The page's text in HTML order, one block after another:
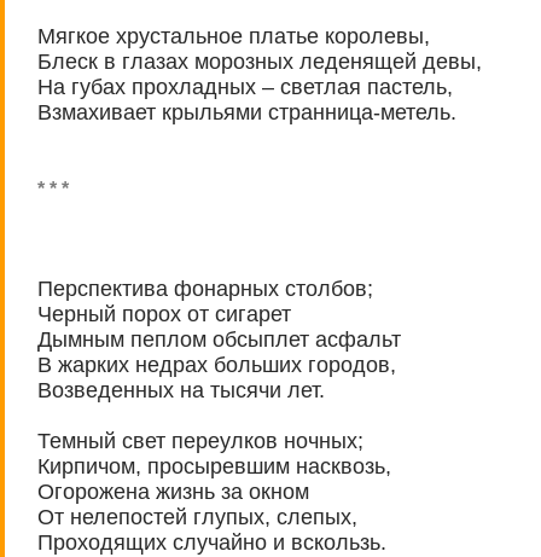
Мягкое хрустальное платье королевы,
Блеск в глазах морозных леденящей девы,
На губах прохладных – светлая пастель,
Взмахивает крыльями странница-метель.
* * *
Перспектива фонарных столбов;
Черный порох от сигарет
Дымным пеплом обсыплет асфальт
В жарких недрах больших городов,
Возведенных на тысячи лет.
Темный свет переулков ночных;
Кирпичом, просыревшим насквозь,
Огорожена жизнь за окном
От нелепостей глупых, слепых,
Проходящих случайно и вскользь.